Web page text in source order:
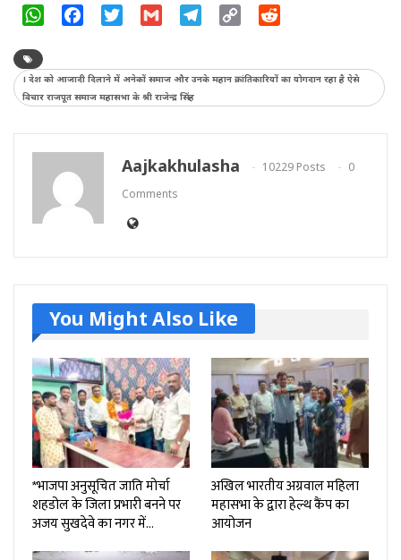
WhatsAppFacebookTwitter Gmail Telegram
Copy
। देश को आजादी दिलाने में अनेकों समाज और उनके महान क्रांतिकारियों का योगदान रहा है ऐसे
विचार राजपूत समाज महासभा के श्री राजेन्द्र सिंह
Aajkakhulasha 10229 Posts
0
Comments
You Might Also Like
*भाजपा अनुसूचित जाति मोर्चा
शहडोल के जिला प्रभारी बनने पर
अजय सुखदेवे का नगर में…
अखिल भारतीय अग्रवाल महिला
महासभा के द्वारा हेल्थ कैंप का
आयोजन